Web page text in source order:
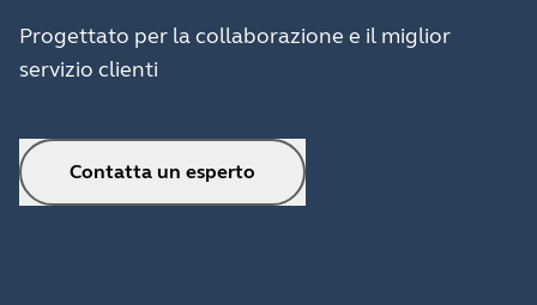
Progettato per la collaborazione e il miglior
servizio clienti
Contatta un esperto